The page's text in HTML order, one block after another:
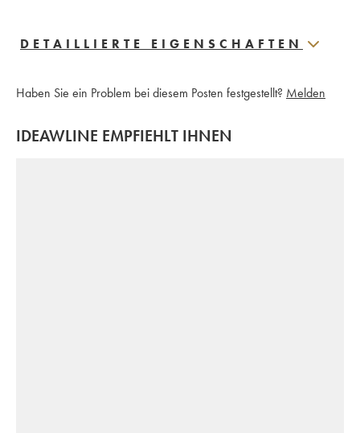
DETAILLIERTE EIGENSCHAFTEN
Haben Sie ein Problem bei diesem Posten festgestellt? Melden
IDEAWLINE EMPFIEHLT IHNEN